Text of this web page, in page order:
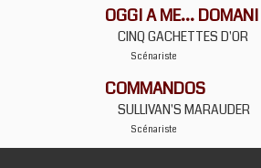
OGGI A ME...
CINQ GACHETTES D'OR
Scénariste
COMMANDOS
SULLIVAN'S MARAUDER
Scénariste